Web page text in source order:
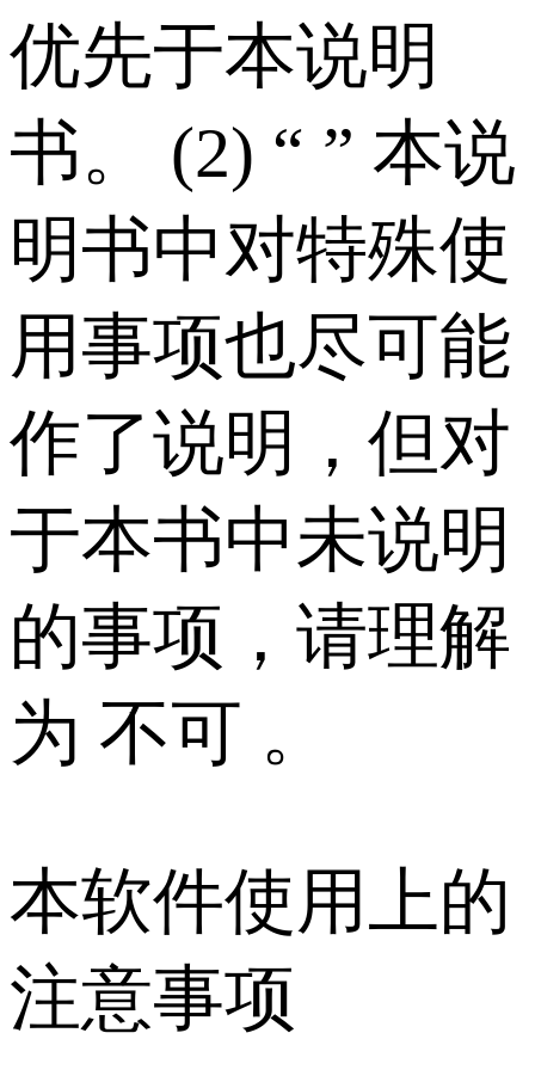
优先于本说明
书。 (2) “ ” 本说
明书中对特殊使
用事项也尽可能
作了说明，但对
于本书中未说明
的事项，请理解
为 不可 。
本软件使用上的
注意事项